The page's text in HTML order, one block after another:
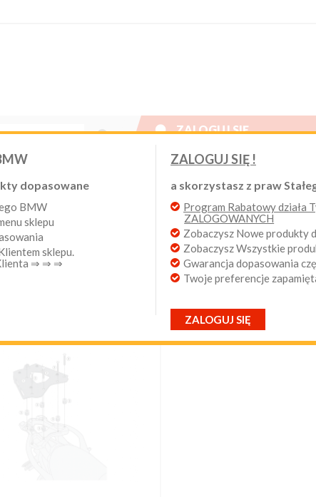
dopasowane
BMW
sklepu
sklepu.
⇒ ⇒ ⇒
ZALOGUJ SIĘ !
a skorzystasz z praw
Program Rabatowy działa
ZALOGOWANYCH
Zobaczysz Nowe produkty
Zobaczysz Wszystkie
Gwarancja dopasowania
Twoje preferencje
ZALOGUJ SIĘ
 ZALOGUJ SIĘ
przypomnij mi hasło nowy klient
Program Rabatowy po pierwszych zakupach. Od
K49N
produkty 1 - 1 z 1